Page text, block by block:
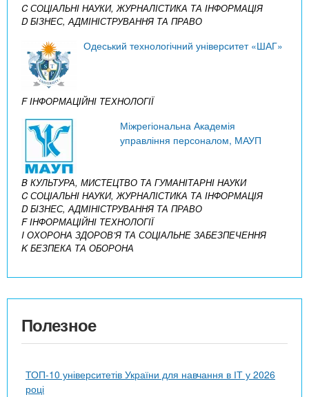
C СОЦІАЛЬНІ НАУКИ, ЖУРНАЛІСТИКА ТА ІНФОРМАЦІЯ
D БІЗНЕС, АДМІНІСТРУВАННЯ ТА ПРАВО
Одеський технологічний університет «ШАГ»
F ІНФОРМАЦІЙНІ ТЕХНОЛОГІЇ
Міжрегіональна Академія
управління персоналом, МАУП
B КУЛЬТУРА, МИСТЕЦТВО ТА ГУМАНІТАРНІ НАУКИ
C СОЦІАЛЬНІ НАУКИ, ЖУРНАЛІСТИКА ТА ІНФОРМАЦІЯ
D БІЗНЕС, АДМІНІСТРУВАННЯ ТА ПРАВО
F ІНФОРМАЦІЙНІ ТЕХНОЛОГІЇ
I ОХОРОНА ЗДОРОВ’Я ТА СОЦІАЛЬНЕ ЗАБЕЗПЕЧЕННЯ
K БЕЗПЕКА ТА ОБОРОНА
Полезное
ТОП-10 університетів України для навчання в ІТ у 2026
році